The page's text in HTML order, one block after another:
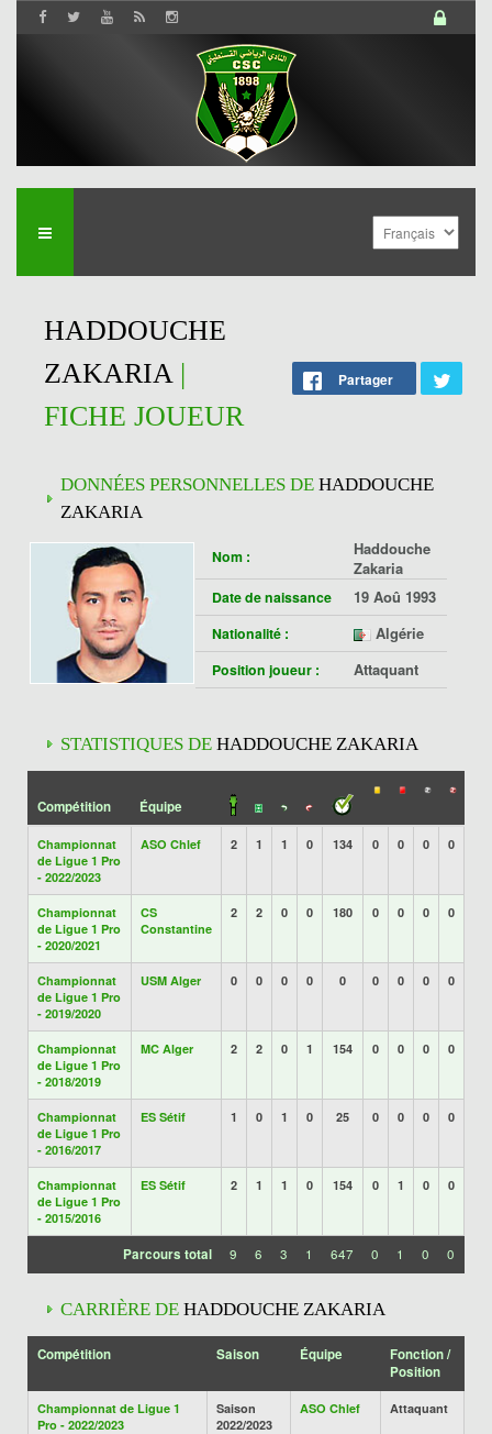
HADDOUCHE
ZAKARIA|
FICHE JOUEUR
Partager
DONNÉES PERSONNELLES DE HADDOUCHE
ZAKARIA
Nom :
Haddouche
Zakaria
Date de naissance 19 Aoû 1993
Nationalité : Algérie
Position joueur : Attaquant
STATISTIQUES DE HADDOUCHE ZAKARIA
Compétition Équipe
Championnat
de Ligue 1 Pro
- 2022/2023
ASO Chlef 2 1 1 0 134 0 0 0 0
Championnat
de Ligue 1 Pro
- 2020/2021
CS
Constantine
2 2 0 0 180 0 0 0 0
Championnat
de Ligue 1 Pro
- 2019/2020
USM Alger 0 0 0 0 0 0 0 0 0
Championnat
de Ligue 1 Pro
- 2018/2019
MC Alger 2 2 0 1 154 0 0 0 0
Championnat
de Ligue 1 Pro
- 2016/2017
ES Sétif 1 0 1 0 25 0 0 0 0
Championnat
de Ligue 1 Pro
- 2015/2016
ES Sétif 2 1 1 0 154 0 1 0 0
Parcours total 9 6 3 1 647 0 1 0 0
CARRIÈRE DE HADDOUCHE ZAKARIA
Compétition Saison Équipe
Fonction /
Position
Championnat de Ligue 1
Pro - 2022/2023
Saison
2022/2023
ASO Chlef Attaquant